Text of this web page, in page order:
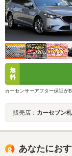
無
料
カーセンサーアフター保証が
販売店： カーセブン
あなたにお